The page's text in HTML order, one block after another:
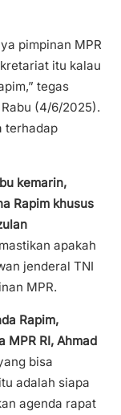
pimpinan MPR
itu kalau
tegas
(4/6/2025).
terhadap
kemarin,
Rapim khusus
apakah
jenderal TNI
MPR.
Rapim,
MPR RI, Ahmad
bisa
adalah siapa
agenda rapat